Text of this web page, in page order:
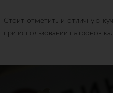
Стоит отметить и отличную
при использовании патронов